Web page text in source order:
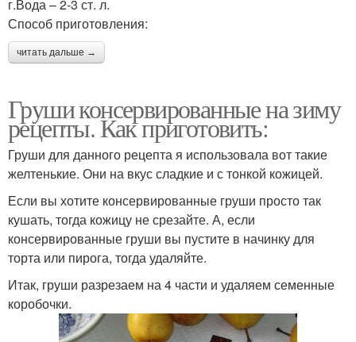
г.Вода – 2-3 ст. л.
Способ приготовления:
читать дальше →
Груши консервированные на зиму
рецепты. Как приготовить:
Груши для данного рецепта я использовала вот такие
желтенькие. Они на вкус сладкие и с тонкой кожицей.
Если вы хотите консервированные груши просто так
кушать, тогда кожицу не срезайте. А, если
консервированные груши вы пустите в начинку для
торта или пирога, тогда удаляйте.
Итак, груши разрезаем на 4 части и удаляем семенные
коробочки.